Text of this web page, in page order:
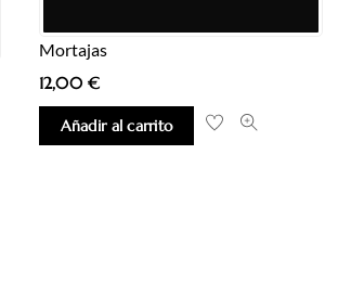
Mortajas
12,00€
Añadir al carrito